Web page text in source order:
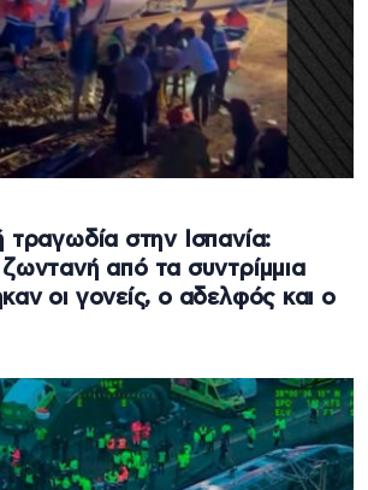
τραγωδία στην Ισπανία:
από τα συντρίμμια
οι γονείς, ο αδελφός και ο